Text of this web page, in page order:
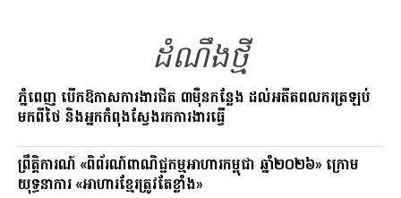
n
k
ដំណឹងថ្មី
ភ្នំពេញ បើកឱកាសការងារជិត ៣ម៉ឺនកន្លែង ដល់អតីតពលករត្រឡប់
មកពីថៃ និងអ្នកកំពុងស្វែងរកការងារធ្វើ
ព្រឹត្តិការណ៍ «ពិព័រណ៍ពាណិជ្ជកម្មអាហារកម្ពុជា ឆ្នាំ២០២៦» ក្រោម
យុទ្ធនាការ «អាហារខ្មែរត្រូវតែខ្លាំង»